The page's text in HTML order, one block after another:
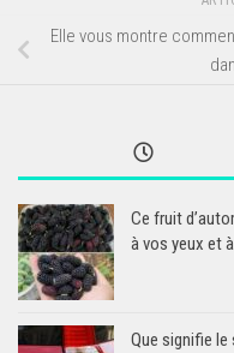
Elle vous montre
Ce fruit
à vos yeux et
Que signifie